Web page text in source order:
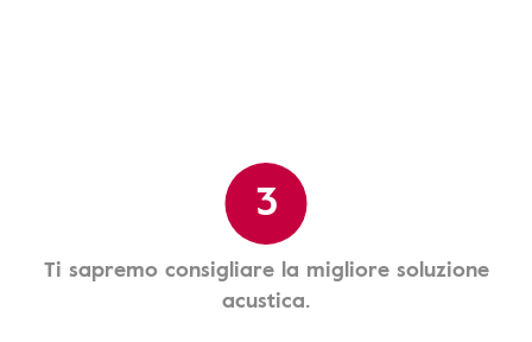
3
Ti sapremo consigliare la migliore soluzione
acustica.